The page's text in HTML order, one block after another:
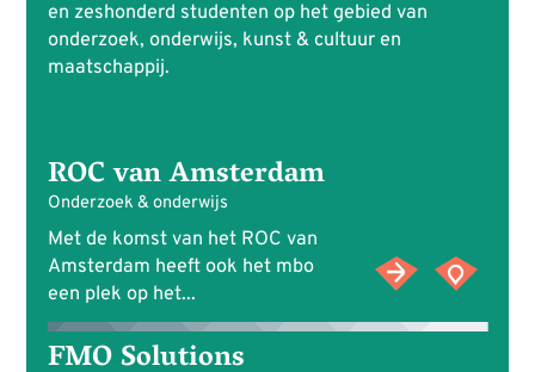
en zeshonderd studenten op het gebied van
onderzoek, onderwijs, kunst & cultuur en
maatschappij.
ROC van Amsterdam
Onderzoek & onderwijs
Met de komst van het ROC van
Amsterdam heeft ook het mbo
een plek op het...
FMO Solutions